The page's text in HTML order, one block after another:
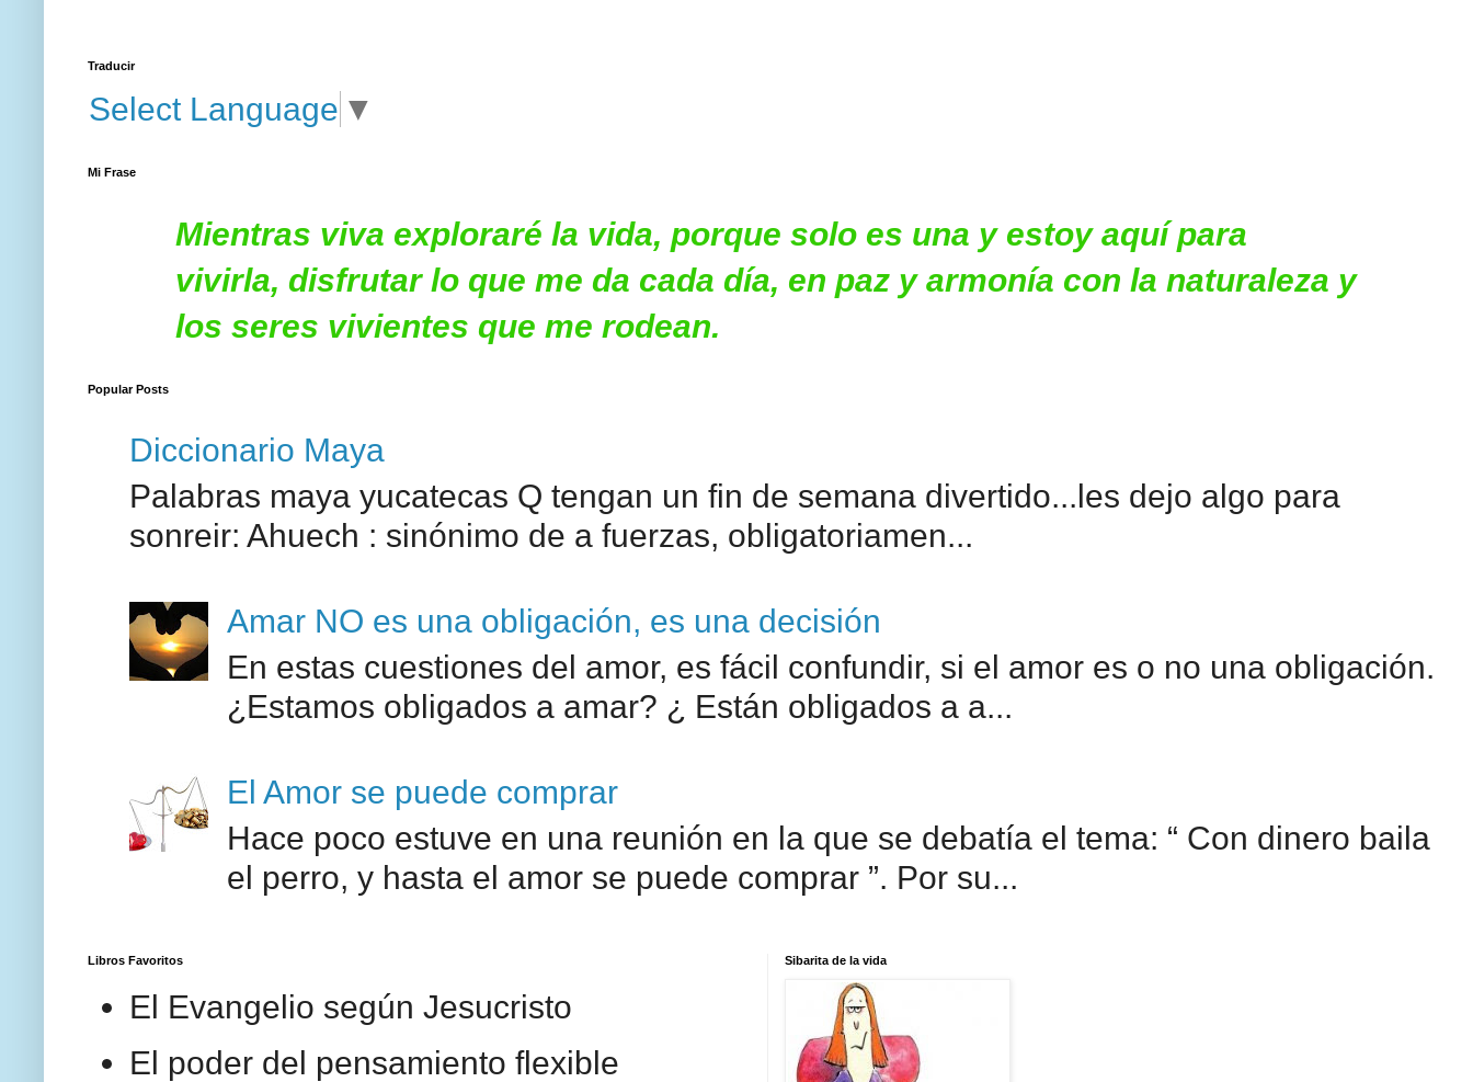
Traducir
Select Language ▼
Mi Frase
Mientras viva exploraré la vida, porque solo es una y estoy aquí para
vivirla, disfrutar lo que me da cada día, en paz y armonía con la naturaleza y
los seres vivientes que me rodean.
Popular Posts
Diccionario Maya
Palabras maya yucatecas Q tengan un fin de semana divertido...les dejo algo para
sonreir: Ahuech : sinónimo de a fuerzas, obligatoriamen...
Amar NO es una obligación, es una decisión
En estas cuestiones del amor, es fácil confundir, si el amor es o no una obligación.
¿Estamos obligados a amar? ¿ Están obligados a a...
El Amor se puede comprar
Hace poco estuve en una reunión en la que se debatía el tema: “ Con dinero baila
el perro, y hasta el amor se puede comprar ”. Por su...
Libros Favoritos
El Evangelio según Jesucristo
El poder del pensamiento flexible
Sibarita de la vida